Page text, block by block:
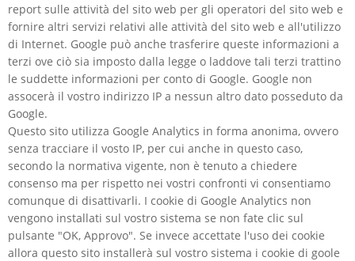
report sulle attività del sito web per gli operatori del sito web e
fornire altri servizi relativi alle attività del sito web e all'utilizzo
di Internet. Google può anche trasferire queste informazioni a
terzi ove ciò sia imposto dalla legge o laddove tali terzi trattino
le suddette informazioni per conto di Google. Google non
assocerà il vostro indirizzo IP a nessun altro dato posseduto da
Google.
Questo sito utilizza Google Analytics in forma anonima, ovvero
senza tracciare il vosto IP, per cui anche in questo caso,
secondo la normativa vigente, non è tenuto a chiedere
consenso ma per rispetto nei vostri confronti vi consentiamo
comunque di disattivarli. I cookie di Google Analytics non
vengono installati sul vostro sistema se non fate clic sul
pulsante "OK, Approvo". Se invece accettate l'uso dei cookie
allora questo sito installerà sul vostro sistema i cookie di goole